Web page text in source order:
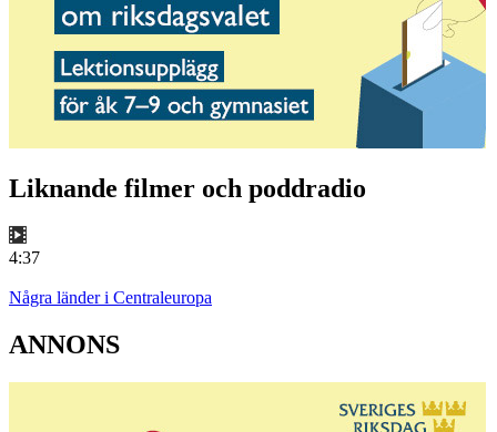
Liknande filmer och poddradio
4:37
Några länder i Centraleuropa
ANNONS